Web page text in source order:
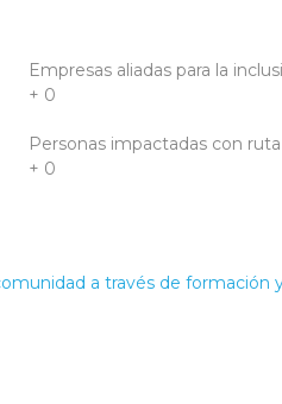
Empresas aliadas para la
+ 0
Personas impactadas con
+ 0
a través de formación